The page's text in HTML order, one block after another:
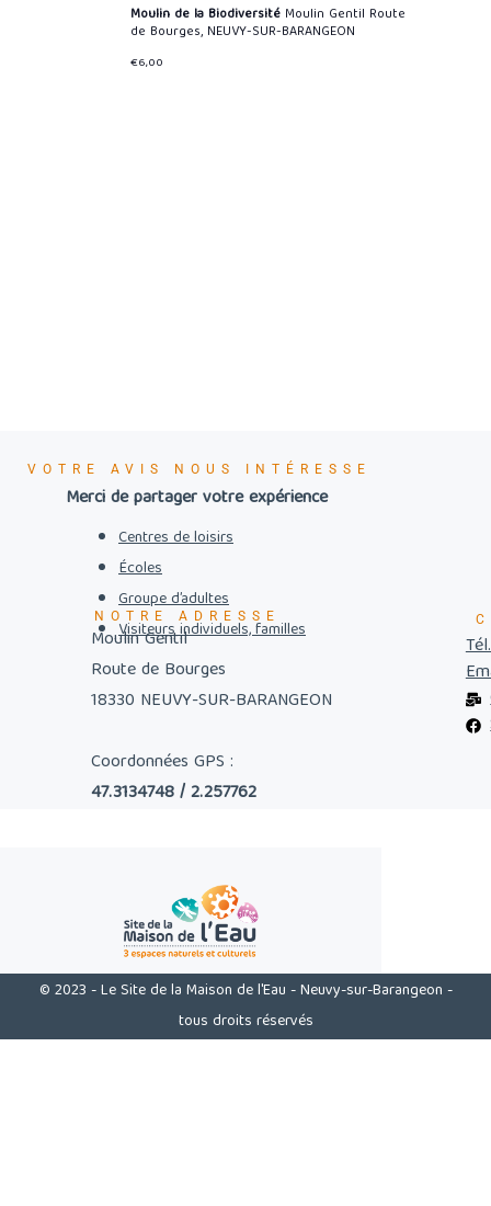
Moulin de la Biodiversité Moulin Gentil Route
de Bourges, NEUVY-SUR-BARANGEON
€6,00
VOTRE AVIS NOUS INTÉRESSE
Merci de partager votre expérience
Centres de loisirs
Écoles
Groupe d’adultes
Visiteurs individuels, familles
NOTRE ADRESSE
Moulin Gentil
Route de Bourges
18330 NEUVY-SUR-BARANGEON
Coordonnées GPS :
47.3134748 / 2.257762
© 2023 - Le Site de la Maison de l'Eau - Neuvy-sur-Barangeon -
tous droits réservés